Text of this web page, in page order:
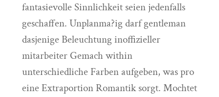
fantasievolle Sinnlichkeit seien jedenfalls
geschaffen. Unplanma?ig darf gentleman
dasjenige Beleuchtung inoffizieller
mitarbeiter Gemach within
unterschiedliche Farben aufgeben, was pro
eine Extraportion Romantik sorgt. Mochtet